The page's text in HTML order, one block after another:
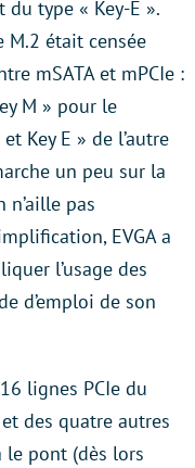
type « Key-E ».
M.2 était censée
mSATA et mPCIe :
M » pour le
Key E » de l’autre
un peu sur la
pas
EVGA a
l’usage des
d’emploi de son
lignes PCIe du
des quatre autres
pont (dès lors